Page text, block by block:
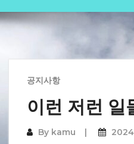
공지사항
이런 저런 일
By kamu